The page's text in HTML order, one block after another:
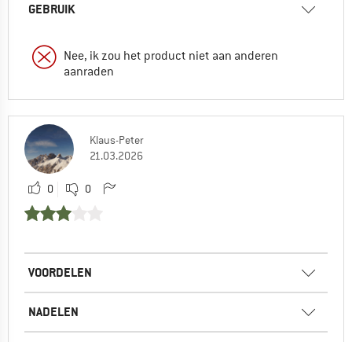
GEBRUIK
Nee, ik zou het product niet aan anderen
aanraden
Klaus-Peter
21.03.2026
0 0
VOORDELEN
NADELEN